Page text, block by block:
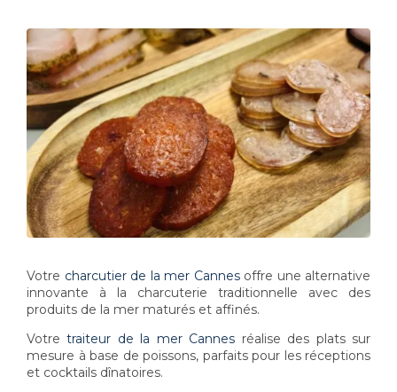
Votre charcutier de la mer Cannesoffre une alternative
innovante à la charcuterie traditionnelle avec des
produits de la mer maturés et affinés.
Votretraiteur de la mer Cannes réalise des plats sur
mesure à base de poissons, parfaits pour les réceptions
et cocktails dînatoires.